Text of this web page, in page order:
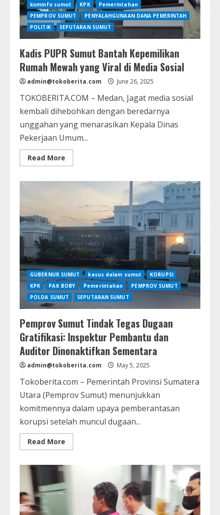
kominfo sumut
KPK
Pemerintahan
PEMPROV SUMUT
PENYALAHGUNAAN DANA PEMERINTAH
POLITIK
SEPUTARAN SUMUT
Kadis PUPR Sumut Bantah Kepemilikan
Rumah Mewah yang Viral di Media Sosial
admin@tokoberita.com June 26, 2025
TOKOBERITA.COM – Medan, Jagat media sosial
kembali dihebohkan dengan beredarnya
unggahan yang menarasikan Kepala Dinas
Pekerjaan Umum...
Read More
more
Kepemilikan
Mewah
yang
Viral
di
Media
Sosial
GUBERNUR SUMUT kasus dalam sumut
KORUPSI
KPK
PAK BOBY Pemerintahan
PEMPROV SUMUT
POLDA SUMUT
SEPUTARAN SUMUT
Pemprov Sumut Tindak Tegas Dugaan
Gratifikasi: Inspektur Pembantu dan
Auditor Dinonaktifkan Sementara
admin@tokoberita.com May 5, 2025
Tokoberita.com – Pemerintah Provinsi Sumatera
Utara (Pemprov Sumut) menunjukkan
komitmennya dalam upaya pemberantasan
korupsi setelah muncul dugaan...
Read More
more
Tegas
Dugaan
Gratifikasi:
Inspektur
Pembantu